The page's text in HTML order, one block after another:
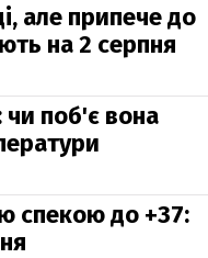
але припече до
на 2 серпня
чи поб'є вона
спекою до +37: